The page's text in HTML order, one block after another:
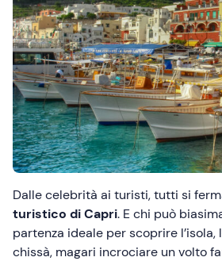
Dalle celebrità ai turisti, tutti si
turistico di Capri. E chi può
partenza ideale per scoprire l’isola,
chissà, magari incrociare un volto